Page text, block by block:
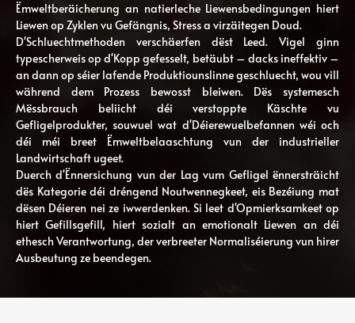
Ëmweltberäicherung an natierleche Liewensbedingungen hiert
Liewen op Zyklen vu Gefängnis, Stress a virzäitegen Doud.
D'Schluechtmethoden verschäerfen dëst Leed. Vigel ginn
typescherweis op d'Kopp gefesselt, betäubt – dacks ineffektiv –
an dann op séier lafende Produktiounslinne geschluecht, wou vill
während dem Prozess bewosst bleiwen. Dës systemesch
Mëssbrauch beliicht déi verstoppte Käschte vu
Gefligelprodukter, souwuel wat d'Déierewuelbefannen wéi och
déi méi breet Ëmweltbelaaschtung vun der industrieller
Landwirtschaft ugeet.
Duerch d'Ënnersichung vun der Lag vum Gefligel ënnersträicht
dës Kategorie déi dréngend Noutwennegkeet, eis Bezéiung mat
dësen Déieren nei ze iwwerdenken. Si leet d'Opmierksamkeet op
hiert Gefillsgefill, hiert sozialt an emotionalt Liewen an déi
ethesch Verantwortung, der verbreeter Normaliséierung vun hirer
Ausbeutung ze beendegen.